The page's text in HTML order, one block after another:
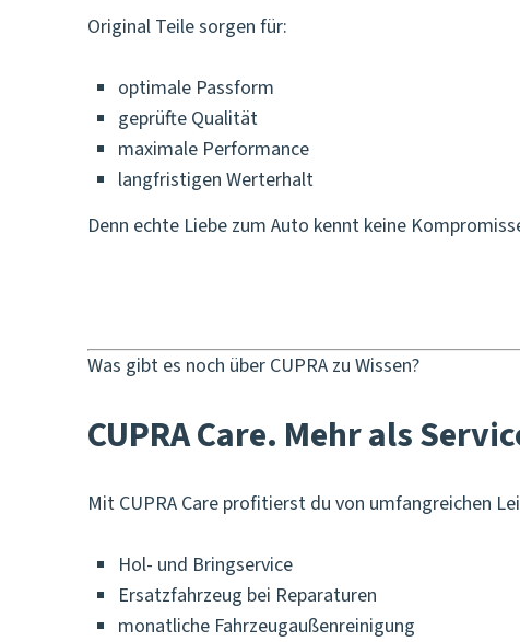
Original Teile sorgen für:
optimale Passform
geprüfte Qualität
maximale Performance
langfristigen Werterhalt
Denn echte Liebe zum Auto kennt keine
Was gibt es noch über CUPRA zu Wissen?
CUPRA Care. Mehr als
Mit CUPRA Care profitierst du von umfangreichen
Hol- und Bringservice
Ersatzfahrzeug bei Reparaturen
monatliche Fahrzeugaußenreinigung